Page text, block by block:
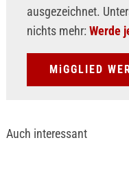
ausgezeichnet.
nichts mehr: Werde
MiGGLIED
Auch interessant